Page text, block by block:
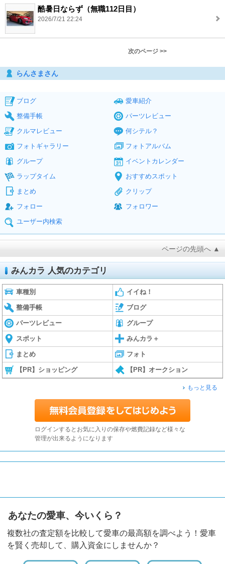
酷暑日ならず（無職112日目）
2026/7/21 22:24
次のページ >>
らんさまさん
ブログ
愛車紹介
整備手帳
パーツレビュー
クルマレビュー
何シテル？
フォトギャラリー
フォトアルバム
グループ
イベントカレンダー
ラップタイム
おすすめスポット
まとめ
クリップ
フォロー
フォロワー
ユーザー内検索
ページの先頭へ ▲
みんカラ 人気のカテゴリ
車種別 イイね！
整備手帳 ブログ
パーツレビュー グループ
スポット みんカラ＋
まとめ フォト
【PR】ショッピング 【PR】オークション
もっと見る
ログインするとお気に入りの保存や燃費記録など様々な
管理が出来るようになります
あなたの愛車、今いくら？
複数社の査定額を比較して愛車の最高額を調べよう！愛車
を賢く売却して、購入資金にしませんか？